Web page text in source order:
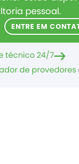
pessoal.
ENTRE EM
técnico 24/7
de provedores